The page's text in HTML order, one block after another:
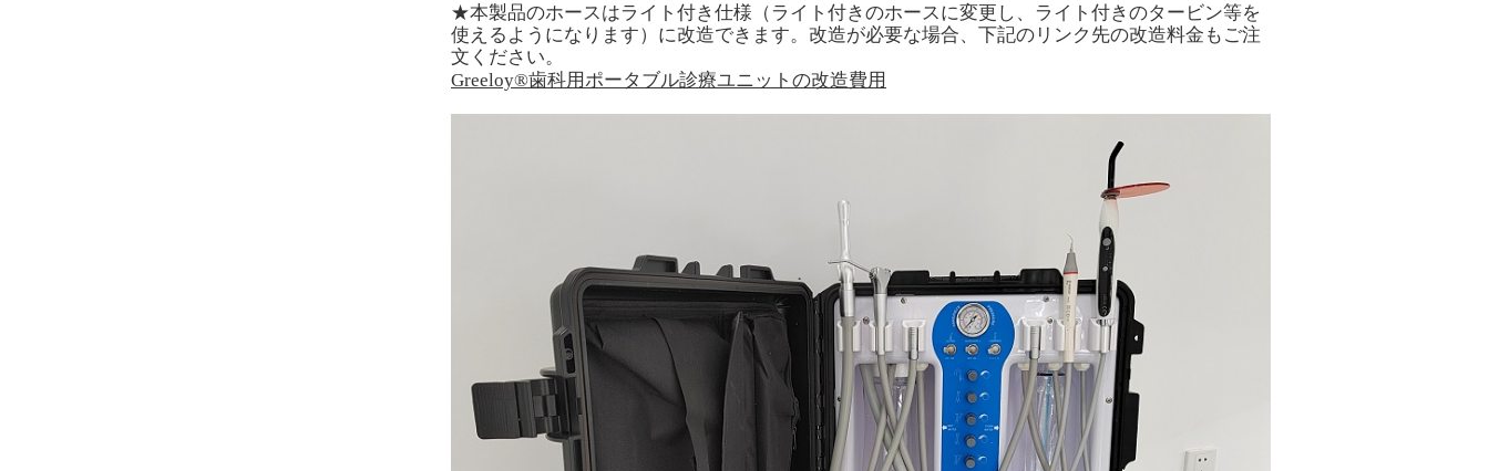
★本製品のホースはライト付き仕様（ライト付きのホースに変更し、ライト付きのタービン等を
使えるようになります）に改造できます。 改造が必要な場合、下記のリンク先の改造料金もご注
文ください。
Greeloy®歯科用ポータブル診療ユニットの改造費用